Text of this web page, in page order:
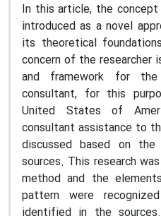
In this article, the
introduced as a novel
its theoretical
concern of the
and framework for
consultant, for this
United States of
consultant assistance to
discussed based on the
sources. This research
method and the
pattern were